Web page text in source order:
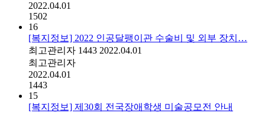
2022.04.01
1502
16
[복지정보] 2022 인공달팽이관 수술비 및 외부 장치…
최고관리자 1443 2022.04.01
최고관리자
2022.04.01
1443
15
[복지정보] 제30회 전국장애학생 미술공모전 안내